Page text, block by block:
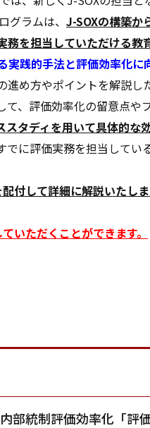
グラムは、 J-SOXの構築か
務を担当していただける教
実践的手法と評価効率化に
進め方やポイントを解説し
、評価効率化の留意点
スタディを用いて具体的な
でに評価実務を担当して
配付して詳細に解説いたし
いただくことができます。
内部統制評価効率化「評